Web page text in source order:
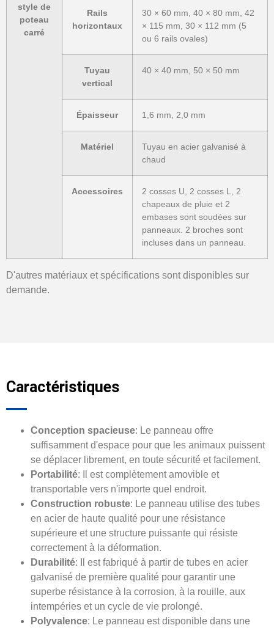
style de
poteau
carré
Rails
horizontaux
30 × 60 mm, 40 × 80 mm, 42
× 115 mm, 30 × 112 mm (5
ou 6 rails ovales)
Tuyau
vertical
40 × 40 mm, 50 × 50 mm
Épaisseur 1,6 mm, 2,0 mm
Matériel
Tuyau en acier galvanisé à
chaud
Accessoires
2 cosses U, 2 cosses L, 2
chapeaux de pluie et 2
embases sont soudées sur
panneaux. 2 broches sont
incluses dans un panneau.
D'autres matériaux et spécifications sont disponibles sur
demande.
Caractéristiques
Conception spacieuse: Le panneau offre
suffisamment d'espace pour que les animaux puissent
se déplacer librement, en toute sécurité et facilement.
Portabilité: Il est complètement amovible et
transportable vers n'importe quel endroit.
Construction robuste: Le panneau utilise des tubes
en acier de haute qualité pour une résistance
supérieure et une structure puissante qui résiste
correctement à la déformation.
Durabilité: Il est fabriqué à partir de tubes en acier
galvanisé de première qualité pour garantir une
superbe résistance à la corrosion, à la rouille, aux
intempéries et un cycle de vie prolongé.
Polyvalence: Le panneau est disponible dans une